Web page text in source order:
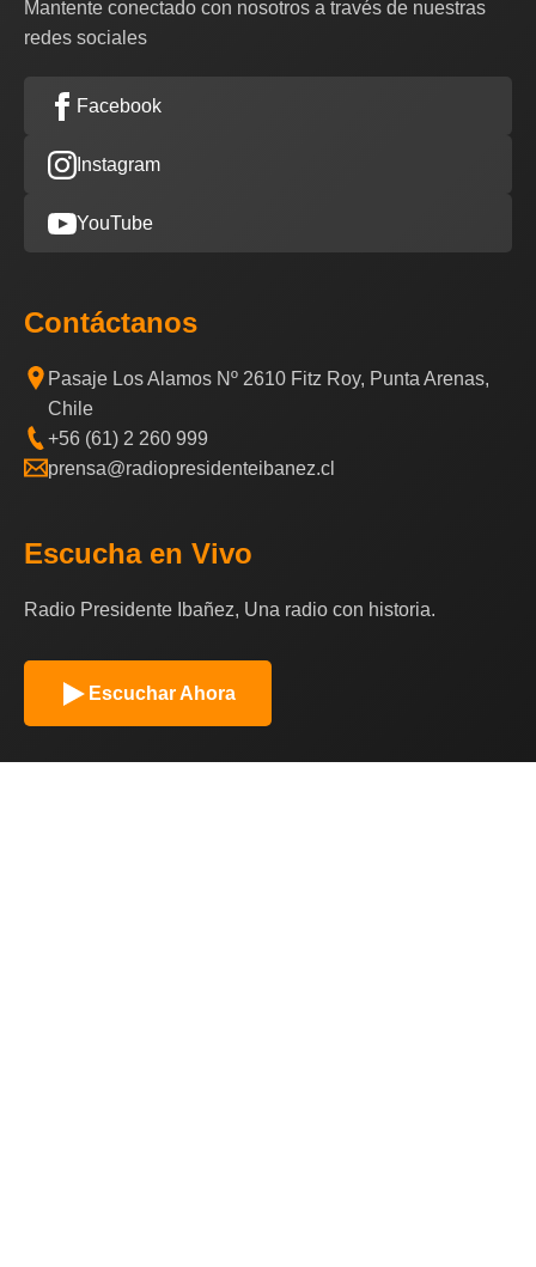
Mantente conectado con nosotros a través de nuestras
redes sociales
Facebook
Instagram
YouTube
Contáctanos
Pasaje Los Alamos Nº 2610 Fitz Roy, Punta Arenas,
Chile
+56 (61) 2 260 999
prensa@radiopresidenteibanez.cl
Escucha en Vivo
Radio Presidente Ibañez, Una radio con historia.
Escuchar Ahora